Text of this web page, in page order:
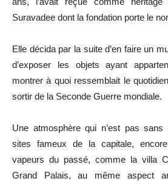
Suravadee dont la fondation porte le
Elle décida par la suite d’en faire un
d’exposer les objets ayant
montrer à quoi ressemblait le
sortir de la Seconde Guerre mondiale.
Une atmosphère qui n’est pas sans
sites fameux de la capitale,
vapeurs du passé, comme la villa
Grand Palais, au même aspect